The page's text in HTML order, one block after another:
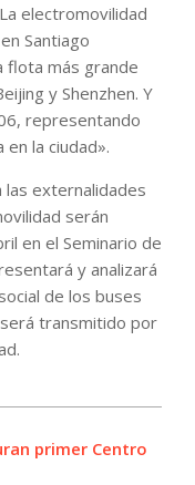
electromovilidad
Santiago
flota más grande
y Shenzhen. Y
representando
la ciudad».
externalidades
serán
en el Seminario de
y analizará
de los buses
transmitido por
primer Centro